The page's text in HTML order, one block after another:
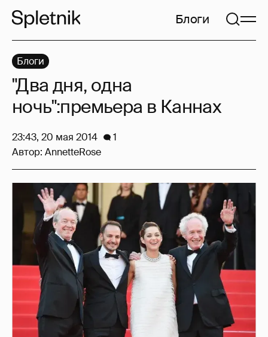
Блоги
Блоги
"Два дня, одна
ночь":премьера в Каннах
23:43, 20 мая 2014
1
Автор: AnnetteRose